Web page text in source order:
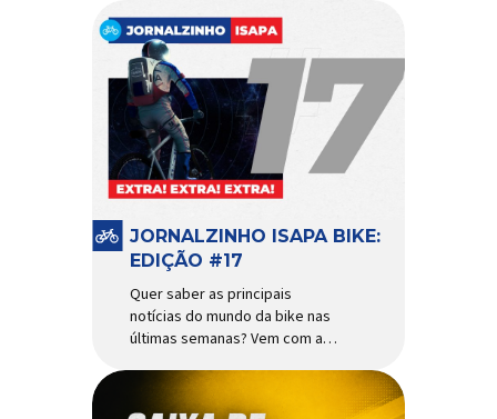
uso urbano e MTB recreacional
Um dos quadros de maior
sucesso do mercado de
bicicletas brasileiro chega em
nova versão: o
Absolute Nero 6, sexta geração
do quadro mais vendido da
marca nacional. Extremamente
popular para quem busca uma
JORNALZINHO ISAPA BIKE:
EDIÇÃO #17
Quer saber as principais
notícias do mundo da bike nas
últimas semanas? Vem com a
chegou! Clique aqui e leia
agora mesmo!